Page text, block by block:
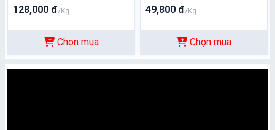
128,000 đ/Kg
Chọn mua
49,800 đ/Kg
Chọn mua